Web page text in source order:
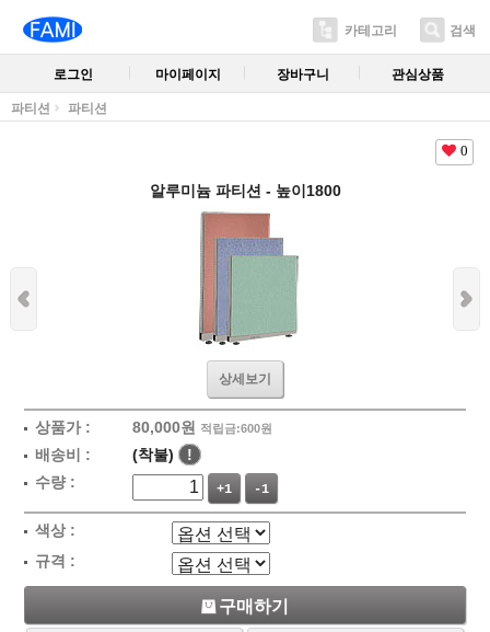
카테고리 검색
로그인 마이페이지 장바구니 관심상품
파티션 파티션
0
알루미늄 파티션 - 높이1800
상세보기
상품가 : 80,000원 적립금:600원
배송비 : (착불)
!
수량 :
+1 -1
색상 :
규격 :
구매하기